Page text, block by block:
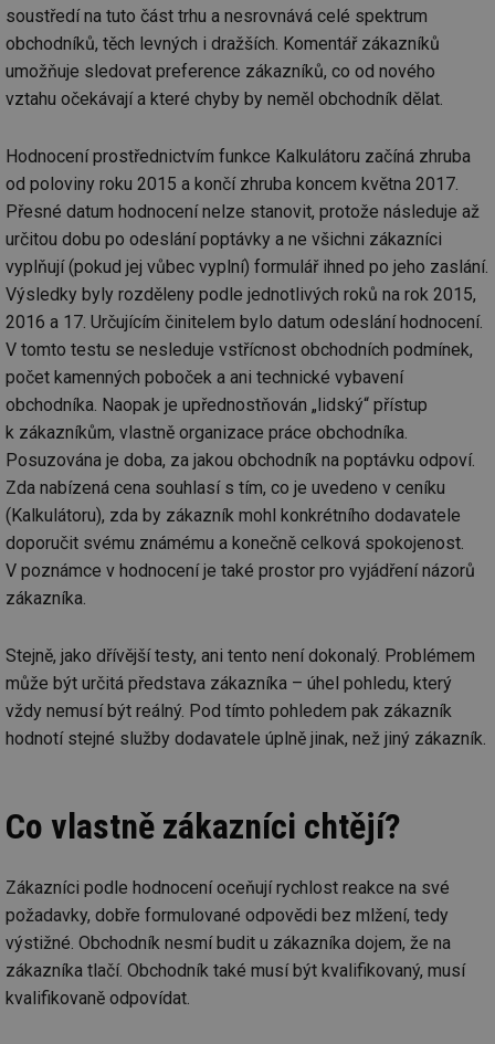
soustředí na tuto část trhu a nesrovnává celé spektrum
obchodníků, těch levných i dražších. Komentář zákazníků
umožňuje sledovat preference zákazníků, co od nového
vztahu očekávají a které chyby by neměl obchodník dělat.
Hodnocení prostřednictvím funkce Kalkulátoru začíná zhruba
od poloviny roku 2015 a končí zhruba koncem května 2017.
Přesné datum hodnocení nelze stanovit, protože následuje až
určitou dobu po odeslání poptávky a ne všichni zákazníci
vyplňují (pokud jej vůbec vyplní) formulář ihned po jeho zaslání.
Výsledky byly rozděleny podle jednotlivých roků na rok 2015,
2016 a 17. Určujícím činitelem bylo datum odeslání hodnocení.
V tomto testu se nesleduje vstřícnost obchodních podmínek,
počet kamenných poboček a ani technické vybavení
obchodníka. Naopak je upřednostňován „lidský“ přístup
k zákazníkům, vlastně organizace práce obchodníka.
Posuzována je doba, za jakou obchodník na poptávku odpoví.
Zda nabízená cena souhlasí s tím, co je uvedeno v ceníku
(Kalkulátoru), zda by zákazník mohl konkrétního dodavatele
doporučit svému známému a konečně celková spokojenost.
V poznámce v hodnocení je také prostor pro vyjádření názorů
zákazníka.
Stejně, jako dřívější testy, ani tento není dokonalý. Problémem
může být určitá představa zákazníka – úhel pohledu, který
vždy nemusí být reálný. Pod tímto pohledem pak zákazník
hodnotí stejné služby dodavatele úplně jinak, než jiný zákazník.
Co vlastně zákazníci chtějí?
Zákazníci podle hodnocení oceňují rychlost reakce na své
požadavky, dobře formulované odpovědi bez mlžení, tedy
výstižné. Obchodník nesmí budit u zákazníka dojem, že na
zákazníka tlačí. Obchodník také musí být kvalifikovaný, musí
kvalifikovaně odpovídat.